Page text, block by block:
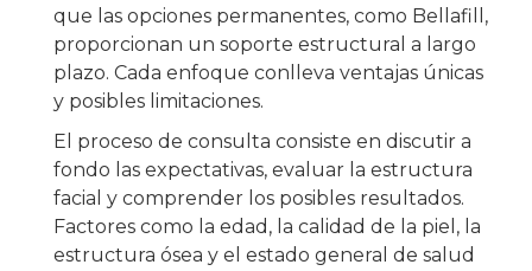
que las opciones permanentes, como Bellafill,
proporcionan un soporte estructural a largo
plazo. Cada enfoque conlleva ventajas únicas
y posibles limitaciones.
El proceso de consulta consiste en discutir a
fondo las expectativas, evaluar la estructura
facial y comprender los posibles resultados.
Factores como la edad, la calidad de la piel, la
estructura ósea y el estado general de salud